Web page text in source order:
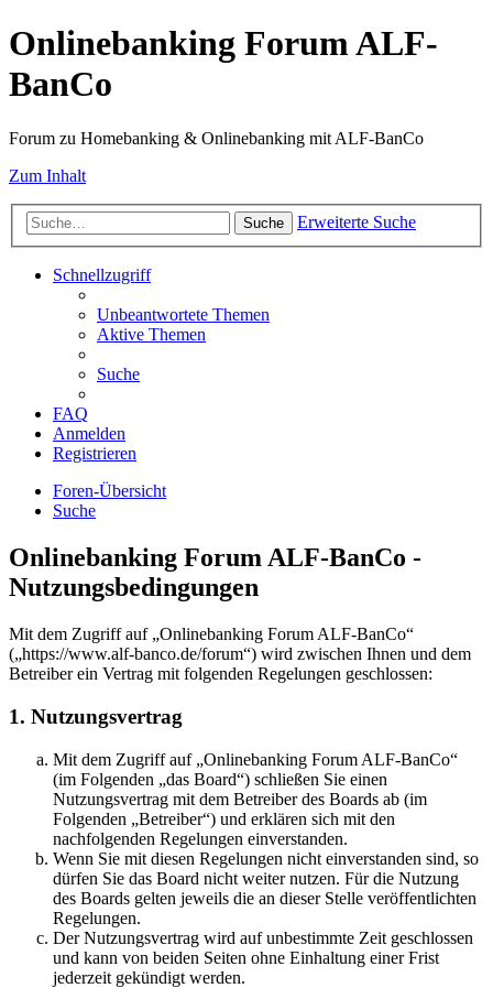
Onlinebanking Forum ALF-
BanCo
Forum zu Homebanking & Onlinebanking mit ALF-BanCo
Zum Inhalt
Suche Erweiterte Suche
Schnellzugriff
Unbeantwortete Themen
Aktive Themen
Suche
FAQ
Anmelden
Registrieren
Foren-Übersicht
Suche
Onlinebanking Forum ALF-BanCo -
Nutzungsbedingungen
Mit dem Zugriff auf „Onlinebanking Forum ALF-BanCo“
(„https://www.alf-banco.de/forum“) wird zwischen Ihnen und dem
Betreiber ein Vertrag mit folgenden Regelungen geschlossen:
1. Nutzungsvertrag
Mit dem Zugriff auf „Onlinebanking Forum ALF-BanCo“
(im Folgenden „das Board“) schließen Sie einen
Nutzungsvertrag mit dem Betreiber des Boards ab (im
Folgenden „Betreiber“) und erklären sich mit den
nachfolgenden Regelungen einverstanden.
Wenn Sie mit diesen Regelungen nicht einverstanden sind, so
dürfen Sie das Board nicht weiter nutzen. Für die Nutzung
des Boards gelten jeweils die an dieser Stelle veröffentlichten
Regelungen.
Der Nutzungsvertrag wird auf unbestimmte Zeit geschlossen
und kann von beiden Seiten ohne Einhaltung einer Frist
jederzeit gekündigt werden.